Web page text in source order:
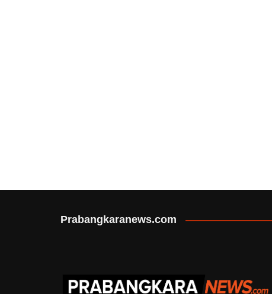
Prabangkaranews.com